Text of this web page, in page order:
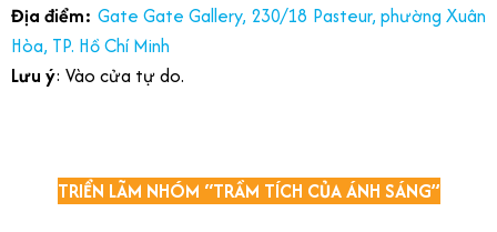
Địa điểm: Gate Gate Gallery, 230/18 Pasteur, phường Xuân
Hòa, TP. Hồ Chí Minh
Lưu ý: Vào cửa tự do.
TRIỂN LÃM NHÓM “TRẦM TÍCH CỦA ÁNH SÁNG”